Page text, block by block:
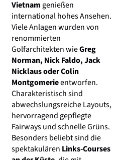
Vietnamgenießen
international hohes Ansehen.
Viele Anlagen wurden von
renommierten
Golfarchitekten wieGreg
Norman, Nick Faldo, Jack
Nicklaus oder Colin
Montgomerieentworfen.
Charakteristisch sind
abwechslungsreiche Layouts,
hervorragend gepflegte
Fairways und schnelle Grüns.
Besonders beliebt sind die
spektakulären Links-Courses